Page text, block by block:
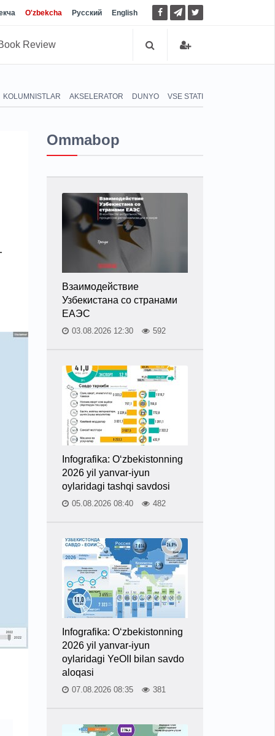
O'zbekcha Русский English
Review
KOLUMNISTLAR AKSELERATOR DUNYO VSE STATI
Ommabop
Взаимодействие
Узбекистана со странами
ЕАЭС
03.08.2026 12:30 592
Infografika: O‘zbekistonning
2026 yil yanvar-iyun
oylaridagi tashqi savdosi
05.08.2026 08:40 482
Infografika: O‘zbekistonning
2026 yil yanvar-iyun
oylaridagi YeOII bilan savdo
aloqasi
07.08.2026 08:35 381